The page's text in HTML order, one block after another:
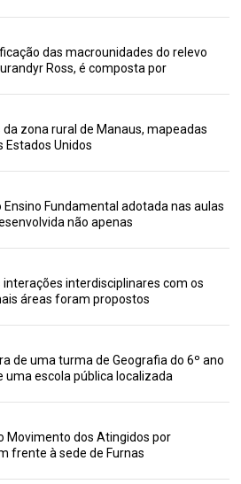
das macrounidades do relevo
Ross, é composta por
zona rural de Manaus, mapeadas
Unidos
Fundamental adotada nas aulas
não apenas
interdisciplinares com os
áreas foram propostos
de uma turma de Geografia do 6º ano
uma escola pública localizada
Movimento dos Atingidos por
frente à sede de Furnas